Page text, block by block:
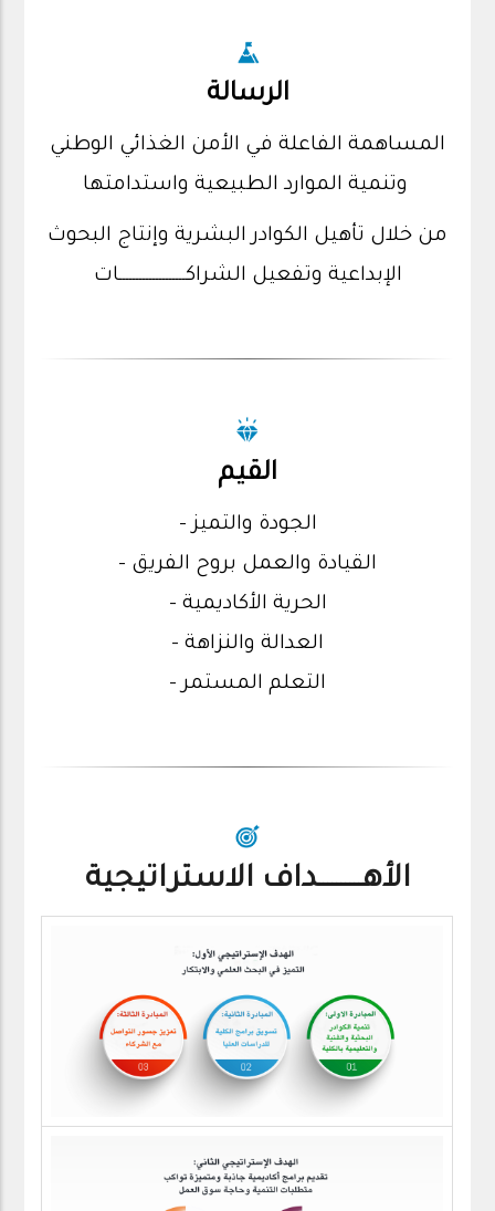
الرسالة
المساهمة الفاعلة في الأمن الغذائي الوطني
من خلال تأهيل الكوادر البشرية وإنتاج البحوث
الإبداعية وتفعيل الشراكــــــــــــــــــــات
القيم
- الجودة والتميز
- القيادة والعمل بروح الفريق
- الحرية الأكاديمية
- العدالة والنزاهة
- التعلم المستمر
الأهــــــــــداف الاستراتيجية